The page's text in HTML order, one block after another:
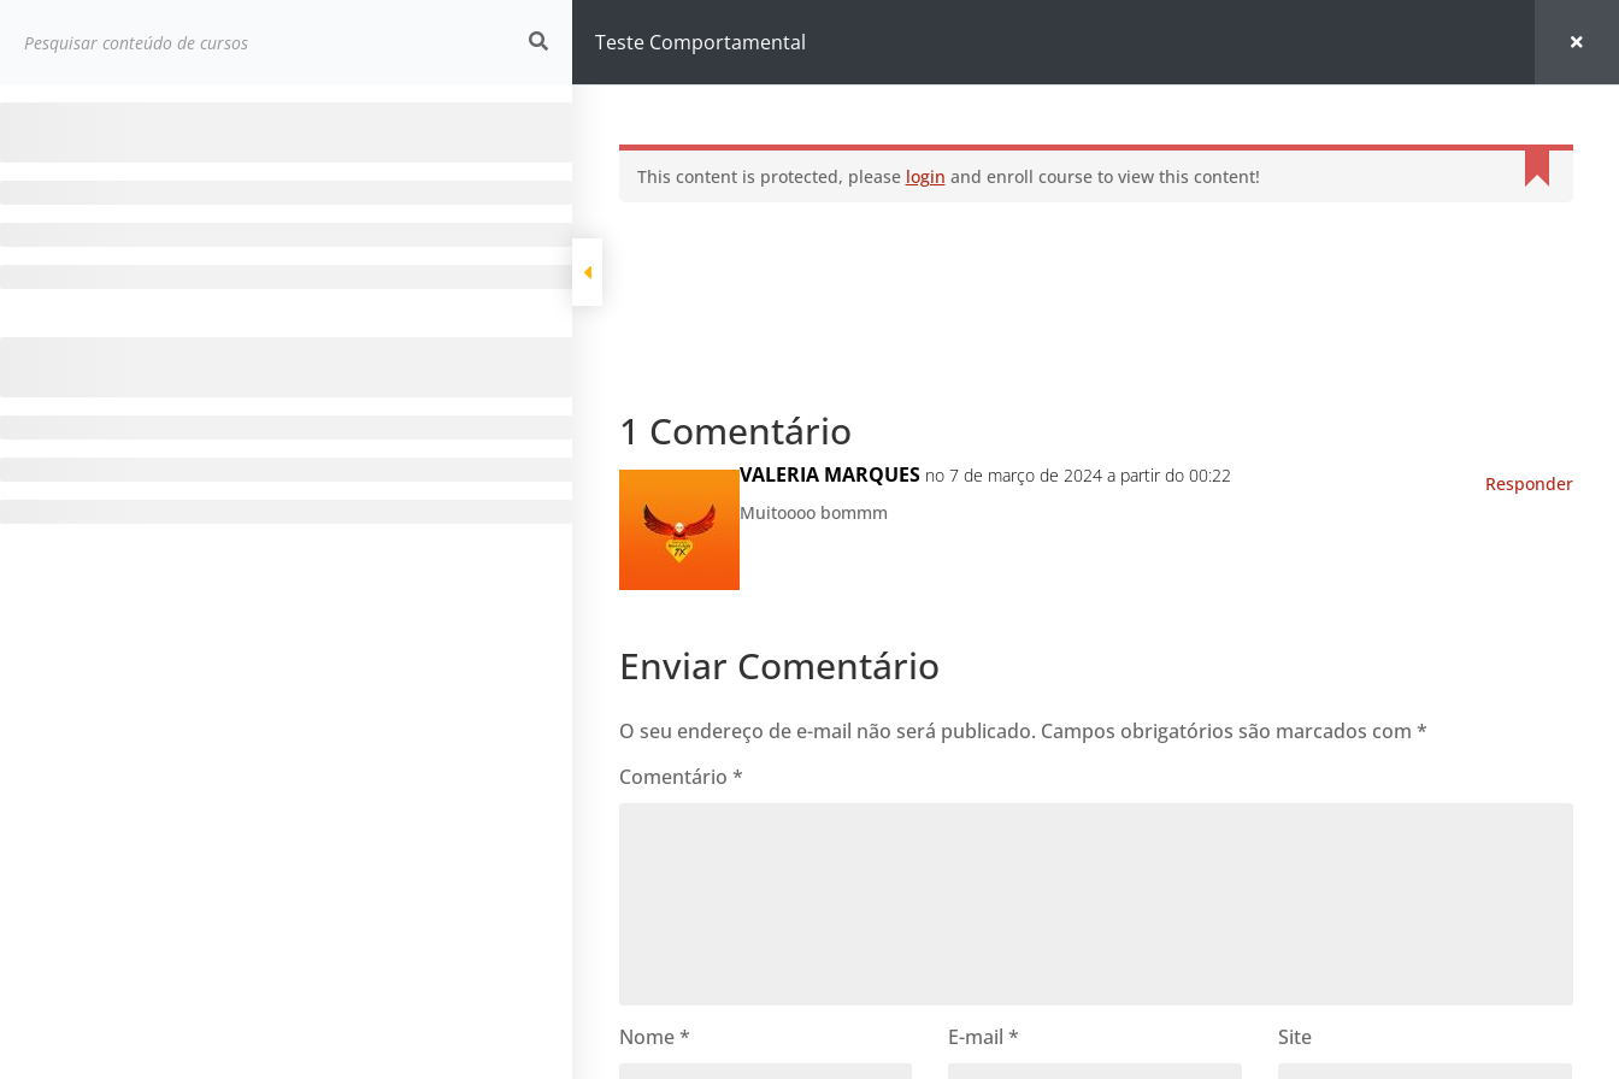
Teste Comportamental
This content is protected, please login and enroll course to view this content!
1 Comentário
VALERIA MARQUES no 7 de março de 2024 a partir do 00:22
Muitoooo bommm
Responder
Enviar Comentário
O seu endereço de e-mail não será publicado. Campos obrigatórios são marcados com *
Comentário *
Nome* E-mail* Site